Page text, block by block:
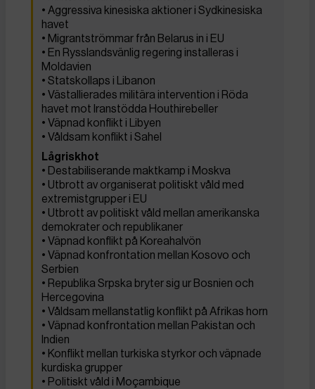
• Aggressiva kinesiska aktioner i Sydkinesiska
havet
• Migrantströmmar från Belarus in i EU
• En Rysslandsvänlig regering installeras i
Moldavien
• Statskollaps i Libanon
• Västallierades militära intervention i Röda
havet mot Iranstödda Houthirebeller
• Väpnad konflikt i Libyen
• Våldsam konflikt i Sahel
Lågriskhot
• Destabiliserande maktkamp i Moskva
• Utbrott av organiserat politiskt våld med
extremistgrupper i EU
• Utbrott av politiskt våld mellan amerikanska
demokrater och republikaner
• Väpnad konflikt på Koreahalvön
• Väpnad konfrontation mellan Kosovo och
Serbien
• Republika Srpska bryter sig ur Bosnien och
Hercegovina
• Våldsam mellanstatlig konflikt på Afrikas horn
• Väpnad konfrontation mellan Pakistan och
Indien
• Konflikt mellan turkiska styrkor och väpnade
kurdiska grupper
• Politiskt våld i Moçambique